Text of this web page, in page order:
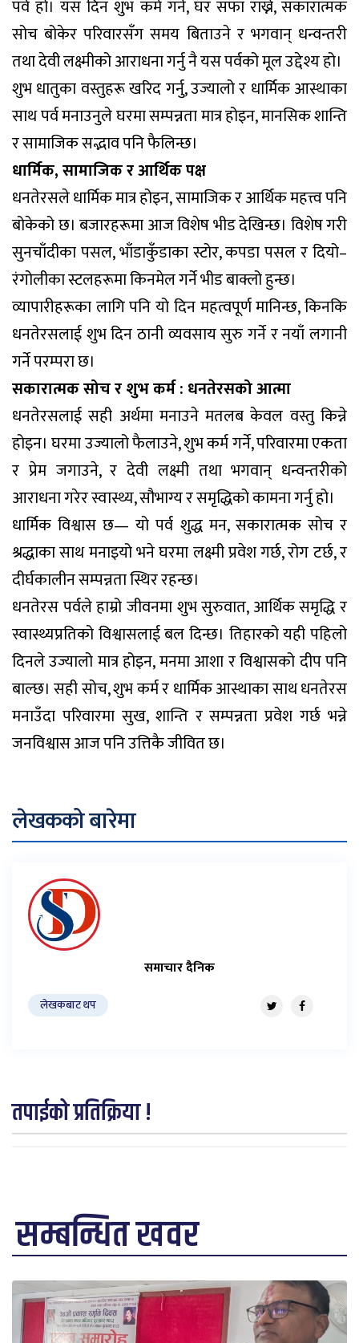
पर्व हो। यस दिन शुभ कर्म गर्ने, घर सफा राख्ने, सकारात्मक
सोच बोकेर परिवारसँग समय बिताउने र भगवान् धन्वन्तरी
तथा देवी लक्ष्मीको आराधना गर्नु नै यस पर्वको मूल उद्देश्य हो।
शुभ धातुका वस्तुहरू खरिद गर्नु, उज्यालो र धार्मिक आस्थाका
साथ पर्व मनाउनुले घरमा सम्पन्नता मात्र होइन, मानसिक शान्ति
र सामाजिक सद्भाव पनि फैलिन्छ।
धार्मिक, सामाजिक र आर्थिक पक्ष
धनतेरसले धार्मिक मात्र होइन, सामाजिक र आर्थिक महत्त्व पनि
बोकेको छ। बजारहरूमा आज विशेष भीड देखिन्छ। विशेष गरी
सुनचाँदीका पसल, भाँडाकुँडाका स्टोर, कपडा पसल र दियो–
रंगोलीका स्टलहरूमा किनमेल गर्ने भीड बाक्लो हुन्छ।
व्यापारीहरूका लागि पनि यो दिन महत्वपूर्ण मानिन्छ, किनकि
धनतेरसलाई शुभ दिन ठानी व्यवसाय सुरु गर्ने र नयाँ लगानी
गर्ने परम्परा छ।
सकारात्मक सोच र शुभ कर्म : धनतेरसको आत्मा
धनतेरसलाई सही अर्थमा मनाउने मतलब केवल वस्तु किन्ने
होइन। घरमा उज्यालो फैलाउने, शुभ कर्म गर्ने, परिवारमा एकता
र प्रेम जगाउने, र देवी लक्ष्मी तथा भगवान् धन्वन्तरीको
आराधना गरेर स्वास्थ्य, सौभाग्य र समृद्धिको कामना गर्नु हो।
धार्मिक विश्वास छ— यो पर्व शुद्ध मन, सकारात्मक सोच र
श्रद्धाका साथ मनाइयो भने घरमा लक्ष्मी प्रवेश गर्छ, रोग टर्छ, र
दीर्घकालीन सम्पन्नता स्थिर रहन्छ।
धनतेरस पर्वले हाम्रो जीवनमा शुभ सुरुवात, आर्थिक समृद्धि र
स्वास्थ्यप्रतिको विश्वासलाई बल दिन्छ। तिहारको यही पहिलो
दिनले उज्यालो मात्र होइन, मनमा आशा र विश्वासको दीप पनि
बाल्छ। सही सोच, शुभ कर्म र धार्मिक आस्थाका साथ धनतेरस
मनाउँदा परिवारमा सुख, शान्ति र सम्पन्नता प्रवेश गर्छ भन्ने
जनविश्वास आज पनि उत्तिकै जीवित छ।
लेखकको बारेमा
समाचार दैनिक
लेखकबाट थप
तपाईको प्रतिक्रिया !
सम्बन्धित खवर